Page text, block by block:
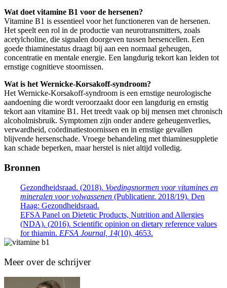
Wat doet vitamine B1 voor de hersenen?
Vitamine B1 is essentieel voor het functioneren van de hersenen.
Het speelt een rol in de productie van neurotransmitters, zoals
acetylcholine, die signalen doorgeven tussen hersencellen. Een
goede thiaminestatus draagt bij aan een normaal geheugen,
concentratie en mentale energie. Een langdurig tekort kan leiden tot
ernstige cognitieve stoornissen.
Wat is het Wernicke-Korsakoff-syndroom?
Het Wernicke-Korsakoff-syndroom is een ernstige neurologische
aandoening die wordt veroorzaakt door een langdurig en ernstig
tekort aan vitamine B1. Het treedt vaak op bij mensen met chronisch
alcoholmisbruik. Symptomen zijn onder andere geheugenverlies,
verwardheid, coördinatiestoornissen en in ernstige gevallen
blijvende hersenschade. Vroege behandeling met thiaminesuppletie
kan schade beperken, maar herstel is niet altijd volledig.
Bronnen
Gezondheidsraad. (2018). Voedingsnormen voor vitamines en
mineralen voor volwassenen (Publicatienr. 2018/19). Den
Haag: Gezondheidsraad.
EFSA Panel on Dietetic Products, Nutrition and Allergies
(NDA). (2016). Scientific opinion on dietary reference values
for thiamin. EFSA Journal, 14(10), 4653.
Meer over de schrijver